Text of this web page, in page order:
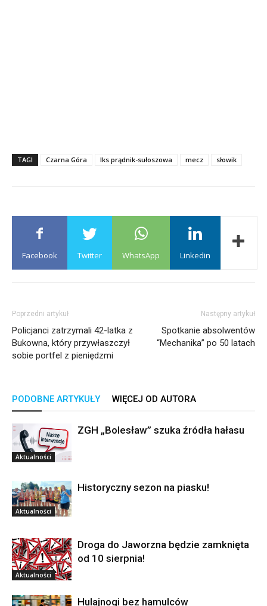
TAGI Czarna Góra lks prądnik-sułoszowa mecz słowik
Facebook Twitter WhatsApp Linkedin
Poprzedni artykuł
Policjanci zatrzymali 42-latka z
Bukowna, który przywłaszczył
sobie portfel z pieniędzmi
Następny artykuł
Spotkanie absolwentów
“Mechanika” po 50 latach
PODOBNE ARTYKUŁY WIĘCEJ OD AUTORA
Aktualności
ZGH „Bolesław” szuka źródła hałasu
Aktualności
Historyczny sezon na piasku!
Aktualności
Droga do Jaworzna będzie zamknięta
od 10 sierpnia!
Hulajnogi bez hamulców